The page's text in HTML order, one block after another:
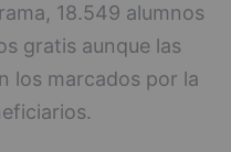
18.549 alumnos
gratis aunque las
los marcados por la